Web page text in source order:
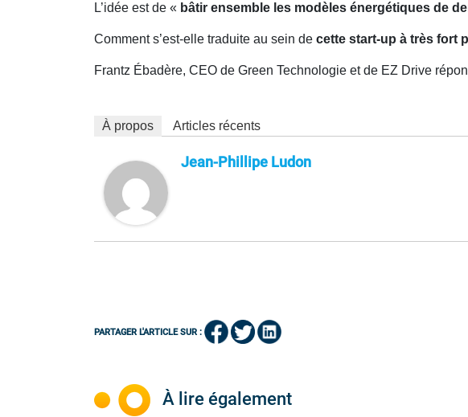
L’idée est de « bâtir ensemble les modèles énergétiques de
Comment s’est-elle traduite au sein de cette start-up à très fort
Frantz Ébadère, CEO de Green Technologie et de EZ Drive
À propos Articles récents
Jean-Phillipe Ludon
PARTAGER L'ARTICLE SUR :
À lire également